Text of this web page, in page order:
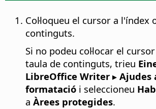
Col·loqueu el cursor a l'índex
continguts.
Si no podeu col·locar el
taula de continguts, trieu
LibreOffice Writer ▸ Ajudes
formatació i seleccioneu
a Àrees protegides.